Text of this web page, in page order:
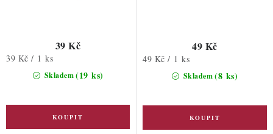
Skladem(19 ks)
39 Kč
Měrná
39 Kč / 1 ks
Skladem(8 ks)
49 Kč
Měrná
49 Kč / 1 ks